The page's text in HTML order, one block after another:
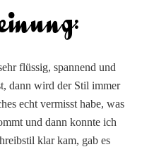
flüssig, spannend und
dann wird der Stil immer
echt vermisst habe, was
und dann konnte ich
klar kam, gab es